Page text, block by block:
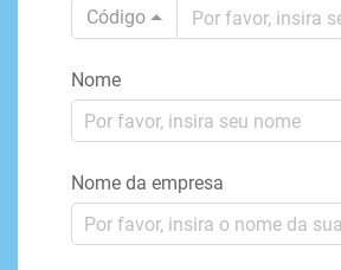
Código
Nome
Nome da empresa